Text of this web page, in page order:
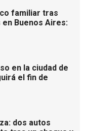
familiar tras
Buenos Aires:
en la ciudad de
el fin de
dos autos